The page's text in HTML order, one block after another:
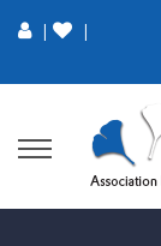
| |